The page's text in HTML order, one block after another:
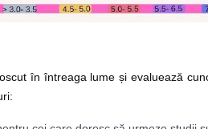
în întreaga lume și evaluează